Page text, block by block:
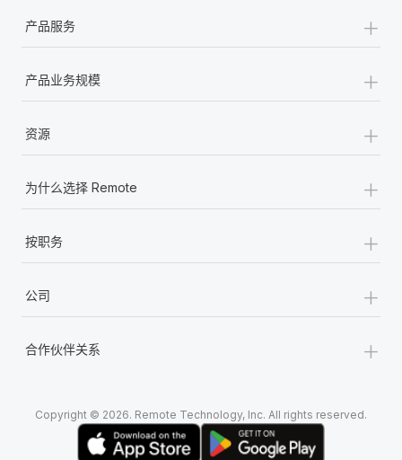
产品服务 +
产品业务规模 +
资源 +
为什么选择 Remote +
按职务 +
公司 +
合作伙伴关系 +
Copyright © 2026. Remote Technology, Inc. All rights reserved.